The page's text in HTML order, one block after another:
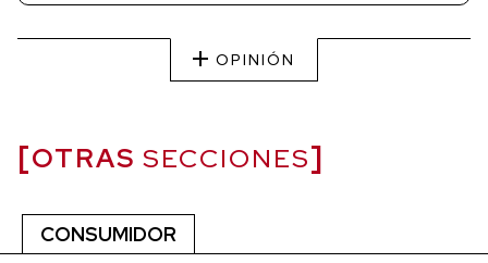
OPINIÓN
OTRAS SECCIONES
CONSUMIDOR